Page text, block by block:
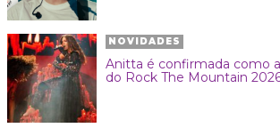
NOVIDADES
Anitta é confirmada como
do Rock The Mountain